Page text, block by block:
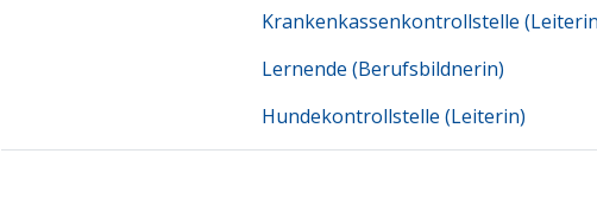
Krankenkassenkontrollstelle
Lernende (Berufsbildnerin)
Hundekontrollstelle (Leiterin)